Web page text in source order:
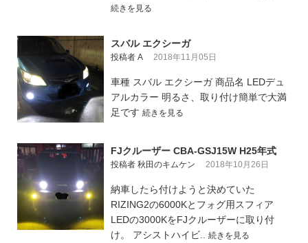
続きを見る
スバル エクシーガ
投稿者 A 2018年11月05日
車種 スバル エクシーガ 商品名 LEDデュ
アルカラー 明るさ、取り付け簡単で大満
足です 続きを見る
FJクルーザー CBA-GSJ15W H25年式
投稿者 秋田のキムケン 2018年10月26日
納車したら付けようと決めていた
RIZING2の6000Kとフォグ用スフィア
LEDの3000KをFJクルーザーに取り付
け。 アシストハイビ.. 続きを見る